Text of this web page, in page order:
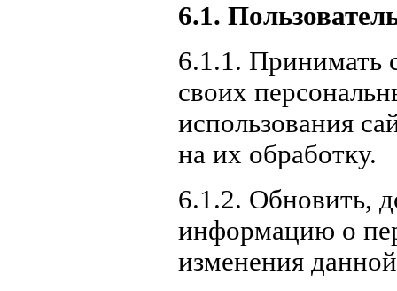
6.1.
6.1.1. Принимать
своих
использования
на их обработку.
6.1.2. Обновить,
информацию о
изменения